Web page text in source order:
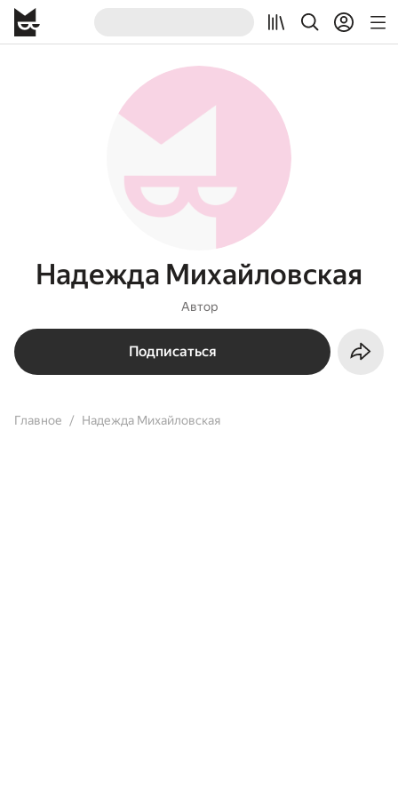
Надежда Михайловская
Автор
Подписаться
Главное Надежда Михайловская